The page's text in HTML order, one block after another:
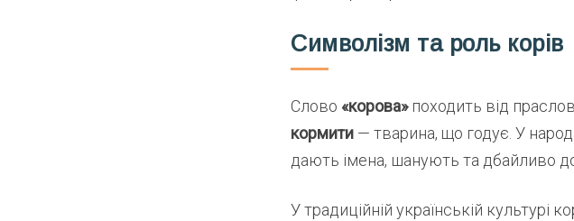
Символізм та роль корів
Слово «корова»походить від
кормити — тварина, що годує. У
дають імена, шанують та дбайливо
У традиційній українській культурі